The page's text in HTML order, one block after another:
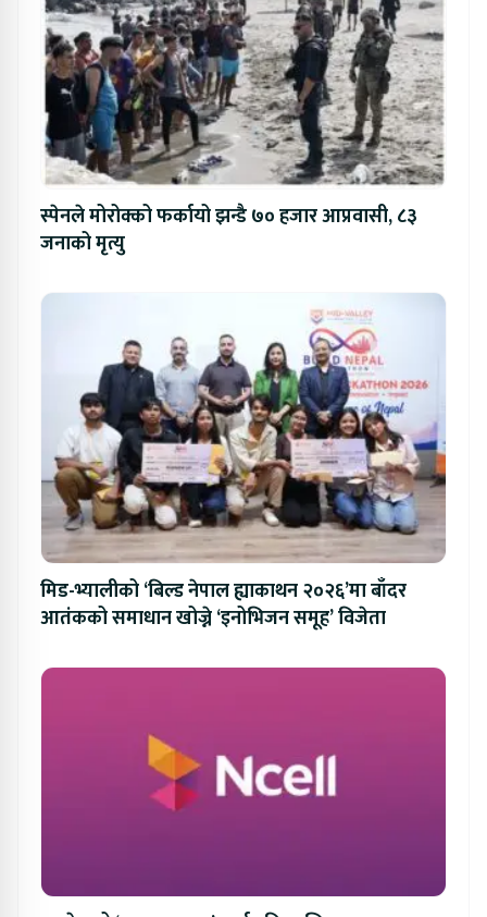
स्पेनले मोरोक्को फर्कायो झन्डै ७० हजार आप्रवासी, ८३
जनाको मृत्यु
मिड-भ्यालीको ‘बिल्ड नेपाल ह्याकाथन २०२६’मा बाँदर
आतंकको समाधान खोज्ने ‘इनोभिजन समूह’ विजेता